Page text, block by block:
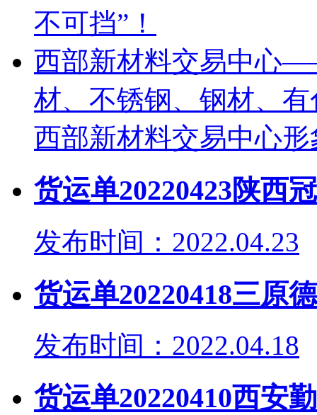
不可挡”！
西部新材料交易中心
材、不锈钢、钢材、
西部新材料交易中心
货运单20220423陕西
发布时间：2022.04.23
货运单20220418三原
发布时间：2022.04.18
货运单20220410西安